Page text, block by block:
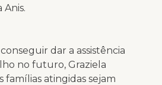
dar a assistência
no futuro, Graziela
famílias atingidas sejam